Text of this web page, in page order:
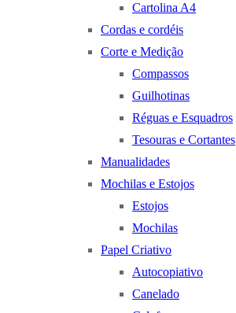
Cartolina A4
Cordas e cordéis
Corte e Medição
Compassos
Guilhotinas
Réguas e Esquadros
Tesouras e Cortantes
Manualidades
Mochilas e Estojos
Estojos
Mochilas
Papel Criativo
Autocopiativo
Canelado